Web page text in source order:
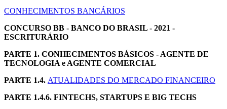
CONHECIMENTOS BANCÁRIOS
CONCURSO BB - BANCO DO BRASIL - 2021 -
ESCRITURÁRIO
PARTE 1. CONHECIMENTOS BÁSICOS - AGENTE DE
TECNOLOGIA e AGENTE COMERCIAL
PARTE 1.4. ATUALIDADES DO MERCADO FINANCEIRO
PARTE 1.4.6. FINTECHS, STARTUPS E BIG TECHS